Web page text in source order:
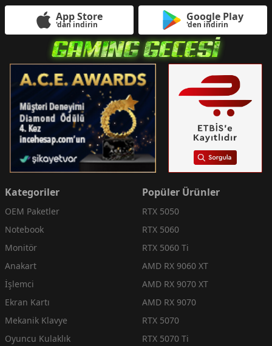
App Store
'dan indirin
Google Play
'den indirin
Kategoriler
OEM Paketler
Notebook
Monitör
Anakart
İşlemci
Ekran Kartı
Mekanik Klavye
Oyuncu Kulaklık
Popüler Ürünler
RTX 5050
RTX 5060
RTX 5060 Ti
AMD RX 9060 XT
AMD RX 9070 XT
AMD RX 9070
RTX 5070
RTX 5070 Ti